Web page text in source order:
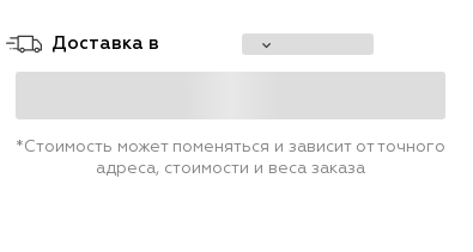
Доставка в
*Стоимость может поменяться и зависит от точного
адреса, стоимости и веса заказа